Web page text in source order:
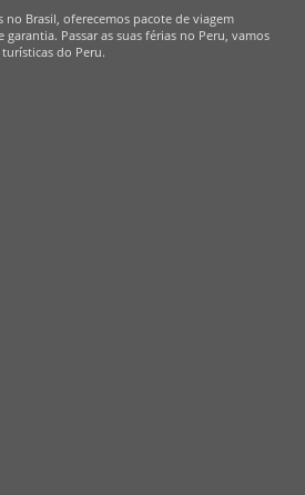
no Brasil, oferecemos pacote de viagem
Passar as suas férias no Peru, vamos
do Peru.